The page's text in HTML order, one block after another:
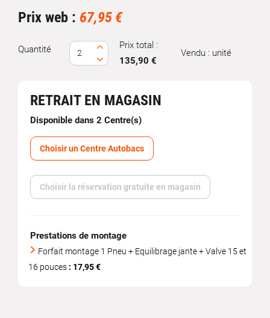
Prix web : 67,95 €
Quantité
Prix total :
135,90 €
Vendu : unité
RETRAIT EN MAGASIN
Disponible dans 2 Centre(s)
Choisir un Centre Autobacs
Choisir la réservation gratuite en magasin
Prestations de montage
Forfait montage 1 Pneu + Equilibrage jante + Valve 15 et
16 pouces : 17,95 €